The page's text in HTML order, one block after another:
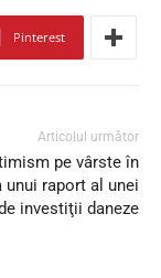
Pinterest
Articolul următor
pe vârste în
unui raport al unei
investiţii daneze